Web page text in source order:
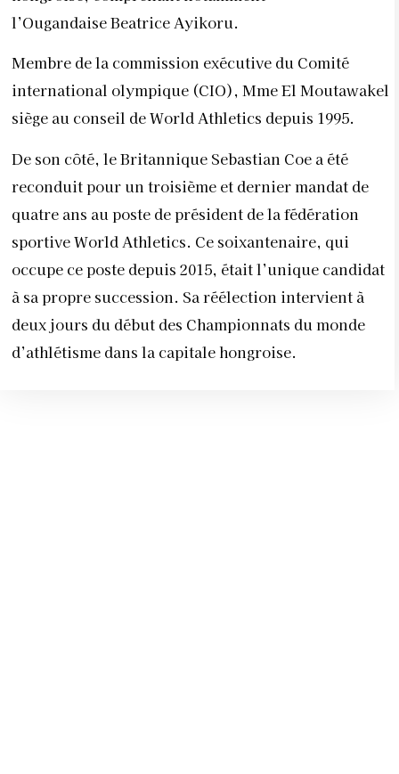
l’Ougandaise Beatrice Ayikoru.
Membre de la commission exécutive du Comité
international olympique (CIO), Mme El Moutawakel
siège au conseil de World Athletics depuis 1995.
De son côté, le Britannique Sebastian Coe a été
reconduit pour un troisième et dernier mandat de
quatre ans au poste de président de la fédération
sportive World Athletics. Ce soixantenaire, qui
occupe ce poste depuis 2015, était l’unique candidat
à sa propre succession. Sa réélection intervient à
deux jours du début des Championnats du monde
d’athlétisme dans la capitale hongroise.